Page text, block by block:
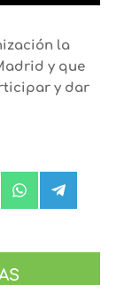
la
y que
y dar
Compartir
en
Compartir
en